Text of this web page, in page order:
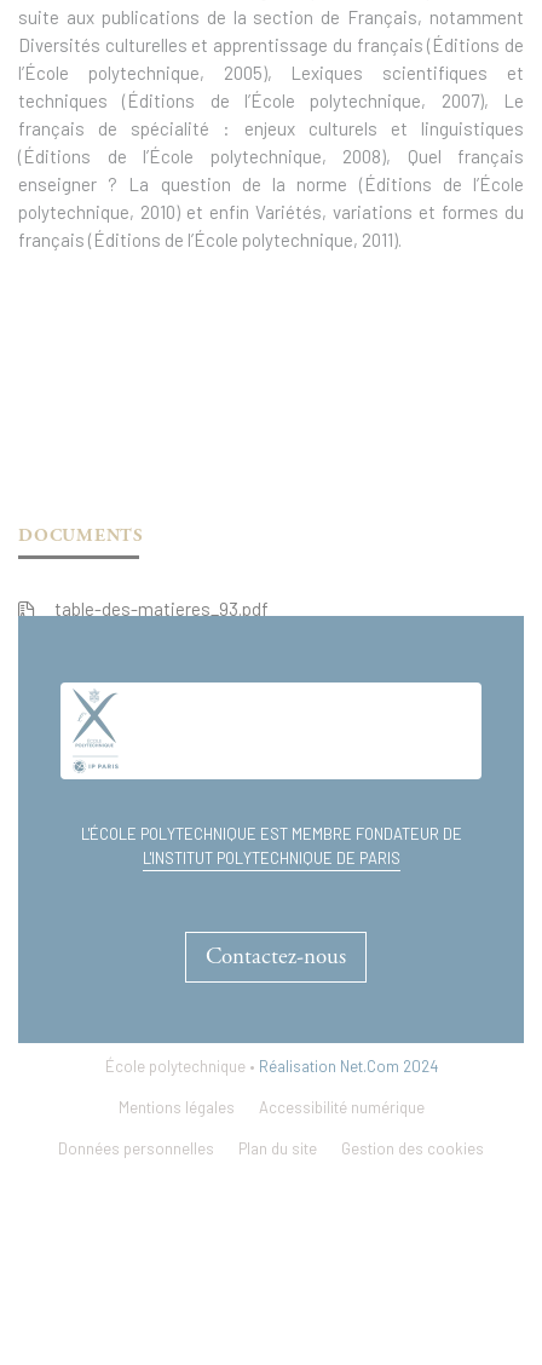
DOCUMENTS
table-des-matieres_93.pdf
suite aux publications de la section de Français, notamment
Diversités culturelles et apprentissage du français (Éditions de
l’École polytechnique, 2005), Lexiques scientifiques et
techniques (Éditions de l’École polytechnique, 2007), Le
français de spécialité : enjeux culturels et linguistiques
(Éditions de l’École polytechnique, 2008), Quel français
enseigner ? La question de la norme (Éditions de l’École
polytechnique, 2010) et enfin Variétés, variations et formes du
français (Éditions de l’École polytechnique, 2011).
L'ÉCOLE POLYTECHNIQUE EST MEMBRE FONDATEUR DE
L'INSTITUT POLYTECHNIQUE DE PARIS
Contactez-nous
École polytechnique • Réalisation Net.Com 2024
Mentions légales Accessibilité numérique
Données personnelles Plan du site Gestion des cookies